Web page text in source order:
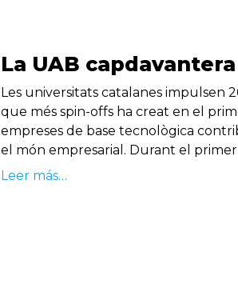
La UAB
Les universitats catalanes impulsen
que més spin-offs ha creat en el
empreses de base tecnològica
el món empresarial. Durant el primer
Leer más…